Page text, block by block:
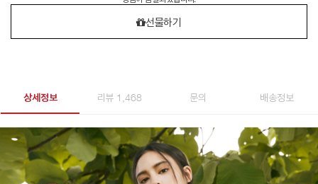
선물하기
상세정보 리뷰 1,468 문의 배송정보